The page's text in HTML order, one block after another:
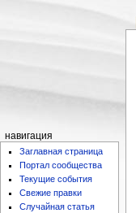
навигация
Заглавная страница
Портал сообщества
Текущие события
Свежие правки
Случайная статья